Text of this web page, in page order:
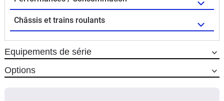
Châssis et trains roulants
Equipements de série
Options